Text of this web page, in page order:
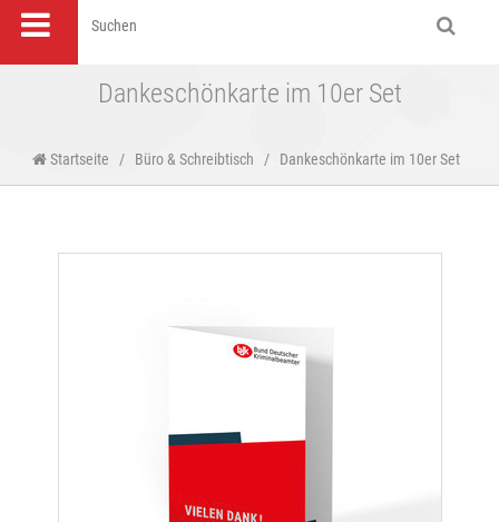
Dankeschönkarte im 10er Set
Startseite / Büro & Schreibtisch / Dankeschönkarte im 10er Set